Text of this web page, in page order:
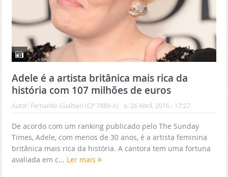
Adele é a artista britânica mais rica da
história com 107 milhões de euros
Autor: Fernando Gualtieri (CP 7889-A) a: 26 Abril, 2016 - 17:27
De acordo com um ranking publicado pelo The Sunday
Times, Adele, com menos de 30 anos, é a artista feminina
britânica mais rica da história. A cantora tem uma fortuna
avaliada em c... Ler mais